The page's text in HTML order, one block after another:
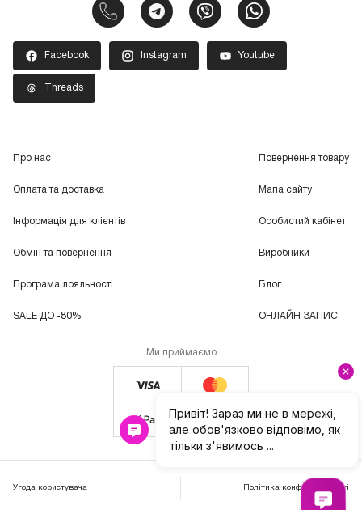
Facebook Instagram Youtube
Threads
Про нас
Оплата та доставка
Інформація для клієнтів
Обмін та повернення
Програма лояльності
SALE ДО -80%
Повернення товару
Мапа сайту
Особистий кабінет
Виробники
Блог
ОНЛАЙН ЗАПИС
Ми приймаємо
Угода користувача Політика конфіденційності